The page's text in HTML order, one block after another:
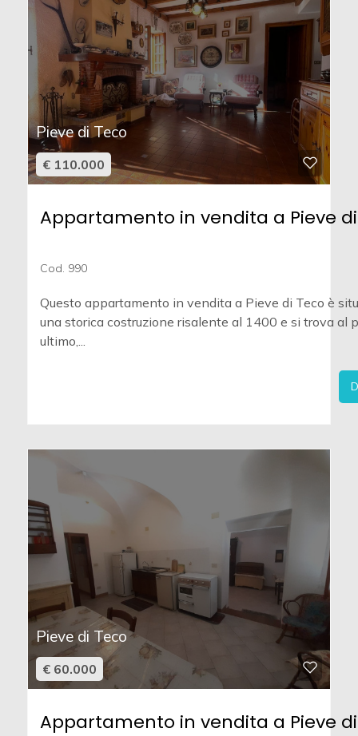
Pieve di Teco
€ 110.000
Appartamento in vendita a Pieve
Cod. 990
Questo appartamento in vendita a Pieve di Teco è
una storica costruzione risalente al 1400 e si trova al
ultimo,...
Pieve di Teco
€ 60.000
Appartamento in vendita a Pieve